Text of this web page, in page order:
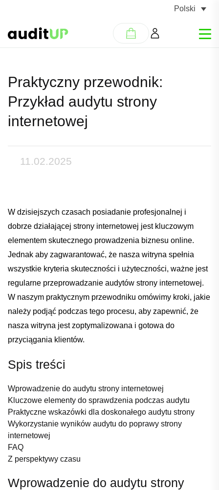
Polski
Praktyczny przewodnik:
Przykład audytu strony
internetowej
11.02.2025
W⁤ dzisiejszych czasach posiadanie profesjonalnej ‍i
dobrze działającej strony internetowej jest kluczowym
elementem skutecznego prowadzenia biznesu online.
Jednak aby zagwarantować, że nasza witryna spełnia
wszystkie kryteria skuteczności i użyteczności, ważne jest
regularne przeprowadzanie audytów ‍strony internetowej.
W naszym praktycznym przewodniku ⁣omówimy kroki, ​jakie
należy podjąć​ podczas tego procesu, aby zapewnić, że
nasza witryna jest zoptymalizowana i gotowa do
przyciągania klientów.
Spis treści
Wprowadzenie do audytu strony internetowej
Kluczowe elementy do sprawdzenia podczas audytu
Praktyczne wskazówki dla doskonałego audytu strony
Wykorzystanie wyników audytu do poprawy strony⁢
internetowej
FAQ
Z perspektywy czasu
Wprowadzenie do audytu strony